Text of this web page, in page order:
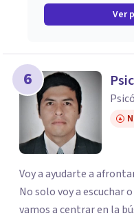
Ver
6
Voy a ayudarte a
No solo voy a escuchar
vamos a centrar en la